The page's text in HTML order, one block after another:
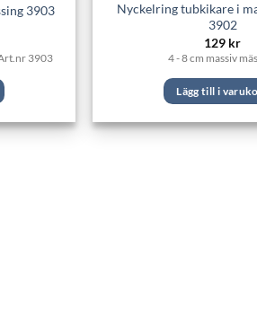
3903
3903
Nyckelring tubkikare i
3902
129 kr
4 - 8 cm massiv
Lägg till i